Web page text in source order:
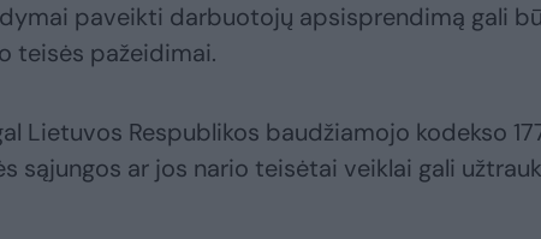
paveikti darbuotojų apsisprendimą gali
teisės pažeidimai.
Lietuvos Respublikos baudžiamojo kodekso
sąjungos ar jos nario teisėtai veiklai gali